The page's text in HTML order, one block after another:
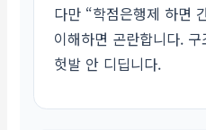
다만 “학점은행제 하면
이해하면 곤란합니다.
헛발 안 디딥니다.